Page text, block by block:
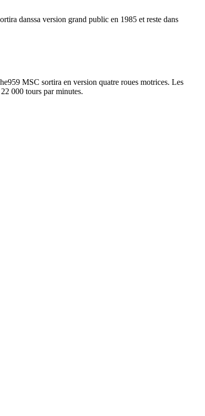
danssa version grand public en 1985 et reste dans
MSC sortira en version quatre roues motrices. Les
000 tours par minutes.